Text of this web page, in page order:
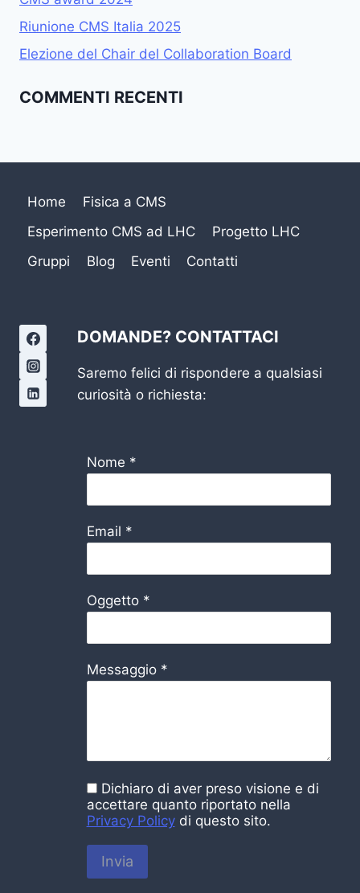
Riunione CMS Italia 2025
Elezione del Chair del Collaboration Board
COMMENTI RECENTI
Home
Fisica a CMS
Esperimento CMS ad LHC
Progetto LHC
Gruppi
Blog Eventi Contatti
DOMANDE? CONTATTACI
Saremo felici di rispondere a qualsiasi
curiosità o richiesta:
Nome *
Email *
Oggetto *
Messaggio *
Dichiaro di aver preso visione e di
accettare quanto riportato nella
Privacy Policydi questo sito.
Invia